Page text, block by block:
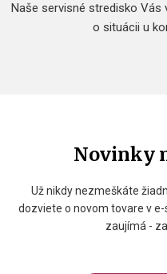
Naše servisné stredisko
o situácii u
Novinky
Už nikdy nezmeškáte
dozviete o novom tovare v
zaujímá -